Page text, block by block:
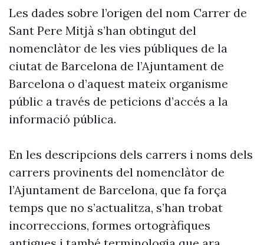
Les dades sobre l’origen del nom Carrer de
Sant Pere Mitjà s’han obtingut del
nomenclàtor de les vies públiques de la
ciutat de Barcelona de l’Ajuntament de
Barcelona o d’aquest mateix organisme
públic a través de peticions d’accés a la
informació pública.
En les descripcions dels carrers i noms dels
carrers provinents del nomenclàtor de
l’Ajuntament de Barcelona, que fa força
temps que no s’actualitza, s’han trobat
incorreccions, formes ortogràfiques